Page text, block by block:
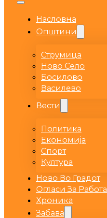
Насловна
Општини
Струмица
Ново Село
Босилово
Василево
Вести
Политика
Економија
Спорт
Култура
Ново Во Градот
Огласи За Работа
Хроника
Забава